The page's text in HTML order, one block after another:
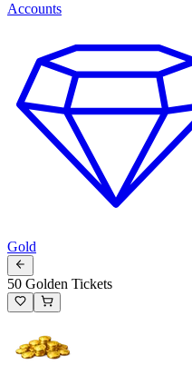
Accounts
Gold
50 Golden Tickets